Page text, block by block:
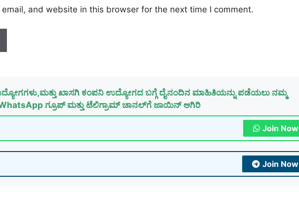
email, and website in this browser for the next time I comment.
ಖಾಸಗಿ ಕಂಪನಿ ಉದ್ಯೋಗದ ಬಗ್ಗೆ ದೈನಂದಿನ ಮಾಹಿತಿಯನ್ನು ಪಡೆಯಲು ನಮ್ಮ
ಗ್ರೂಪ್ ಮತ್ತು ಟೆಲಿಗ್ರಾಮ್ ಚಾನಲ್‌ಗೆ ಜಾಯಿನ್ ಆಗಿರಿ
Join Now
Join Now